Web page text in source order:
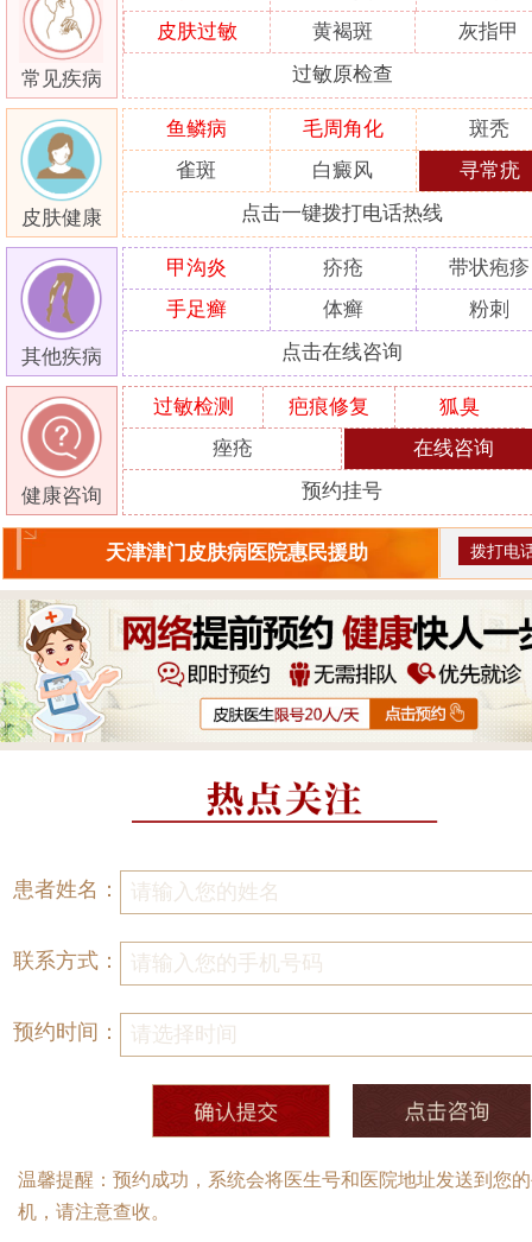
常见疾病
皮肤过敏
黄褐斑 灰指甲
过敏原检查
皮肤健康
鱼鳞病 毛周角化
斑秃
雀斑
白癜风 寻常疣
点击一键拨打电话热线
其他疾病
甲沟炎 疥疮
带状疱疹
手足癣
体癣 粉刺
点击在线咨询
健康咨询
过敏检测 疤痕修复
狐臭
痤疮
在线咨询
预约挂号
天津津门皮肤病医院惠民援助 拨打电
患者姓名：
联系方式：
预约时间：
温馨提醒：预约成功，系统会将医生号和医院地址发送到您
机，请注意查收。